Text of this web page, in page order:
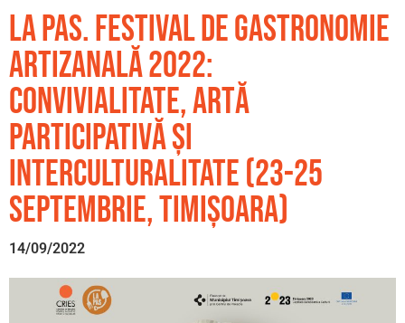
Educație
LA PAS. Festival de Gastronomie
Artizanală 2022:
convivialitate, artă
participativă și
interculturalitate (23-25
septembrie, Timișoara)
14/09/2022